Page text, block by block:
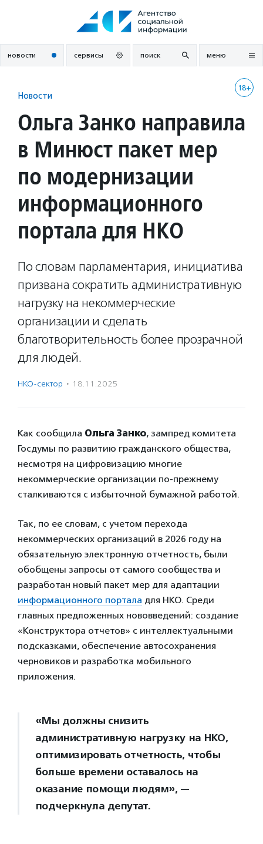
новости сервисы поиск меню
18+
Новости
Ольга Занко направила
в Минюст пакет мер
по модернизации
информационного
портала для НКО
По словам парламентария, инициатива
призвана сократить административную
нагрузку на некоммерческие
организации и сделать
благотворительность более прозрачной
для людей.
НКО-сектор · 18.11.2025
Как сообщила Ольга Занко, зампред комитета
Госдумы по развитию гражданского общества,
несмотря на цифровизацию многие
некоммерческие организации по-прежнему
сталкиваются с избыточной бумажной работой.
Так, по ее словам, с учетом перехода
некоммерческих организаций в 2026 году на
обязательную электронную отчетность, были
обобщены запросы от самого сообщества и
разработан новый пакет мер для адаптации
информационного портала для НКО. Среди
главных предложенных нововведений: создание
«Конструктора отчетов» с интеллектуальными
подсказками, обеспечение автосохранения
черновиков и разработка мобильного
приложения.
«Мы должны снизить
административную нагрузку на НКО,
оптимизировать отчетность, чтобы
больше времени оставалось на
оказание помощи людям», —
подчеркнула депутат.